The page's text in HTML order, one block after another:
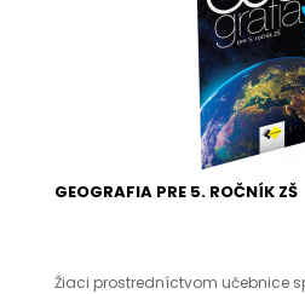
GEOGRAFIA PRE 5. ROČNÍK ZŠ
Žiaci prostredníctvom učebnice